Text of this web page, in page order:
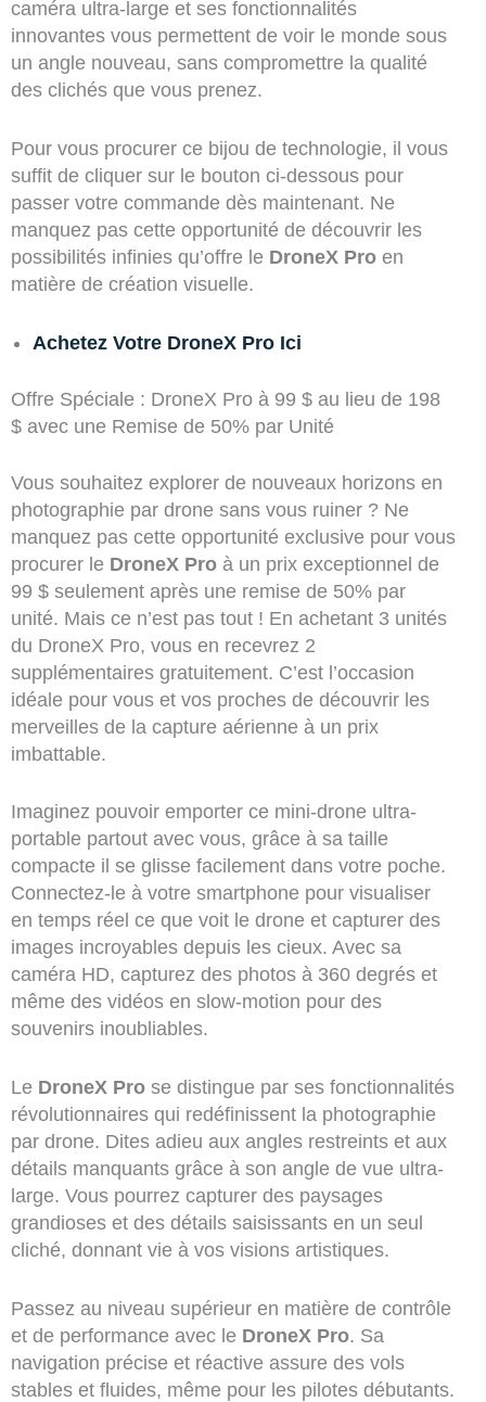
caméra ultra-large et ses fonctionnalités
innovantes vous permettent de voir le monde sous
un angle nouveau, sans compromettre la qualité
des clichés que vous prenez.
Pour vous procurer ce bijou de technologie, il vous
suffit de cliquer sur le bouton ci-dessous pour
passer votre commande dès maintenant. Ne
manquez pas cette opportunité de découvrir les
possibilités infinies qu’offre le DroneX Proen
matière de création visuelle.
Achetez Votre DroneX Pro Ici
Offre Spéciale : DroneX Pro à 99 $ au lieu de 198
$ avec une Remise de 50% par Unité
Vous souhaitez explorer de nouveaux horizons en
photographie par drone sans vous ruiner ? Ne
manquez pas cette opportunité exclusive pour vous
procurer le DroneX Proà un prix exceptionnel de
99 $ seulement après une remise de 50% par
unité. Mais ce n’est pas tout ! En achetant 3 unités
du DroneX Pro, vous en recevrez 2
supplémentaires gratuitement. C’est l’occasion
idéale pour vous et vos proches de découvrir les
merveilles de la capture aérienne à un prix
imbattable.
Imaginez pouvoir emporter ce mini-drone ultra-
portable partout avec vous, grâce à sa taille
compacte il se glisse facilement dans votre poche.
Connectez-le à votre smartphone pour visualiser
en temps réel ce que voit le drone et capturer des
images incroyables depuis les cieux. Avec sa
caméra HD, capturez des photos à 360 degrés et
même des vidéos en slow-motion pour des
souvenirs inoubliables.
Le DroneX Prose distingue par ses fonctionnalités
révolutionnaires qui redéfinissent la photographie
par drone. Dites adieu aux angles restreints et aux
détails manquants grâce à son angle de vue ultra-
large. Vous pourrez capturer des paysages
grandioses et des détails saisissants en un seul
cliché, donnant vie à vos visions artistiques.
Passez au niveau supérieur en matière de contrôle
et de performance avec le DroneX Pro. Sa
navigation précise et réactive assure des vols
stables et fluides, même pour les pilotes débutants.